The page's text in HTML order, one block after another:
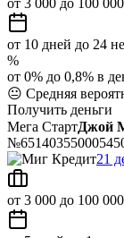
от 10 дней до 24
%
от 0% до 0,8% в
😐 Средняя
Получить деньги
Мега СтартДжой
21
от 3 000 до 100